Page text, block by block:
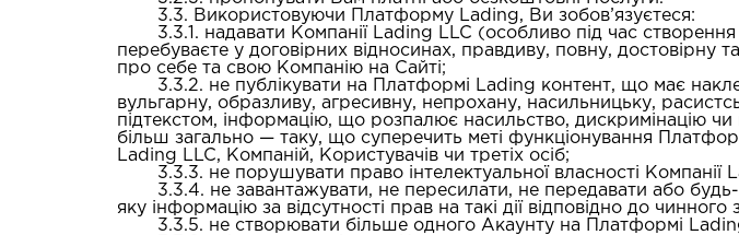
3.3. Використовуючи Платформу Lading, Ви зобов’язуєтеся:
3.3.1. надавати Компанії Lading LLC (особливо під час
перебуваєте у договірних відносинах, правдиву, повну, достовірну
про себе та свою Компанію на Сайті;
3.3.2. не публікувати на Платформі Lading контент, що має
вульгарну, образливу, агресивну, непрохану, насильницьку,
підтекстом, інформацію, що розпалює насильство, дискримінацію
більш загально — таку, що суперечить меті функціонування
Lading LLC, Компаній, Користувачів чи третіх осіб;
3.3.3. не порушувати право інтелектуальної власності Компанії
3.3.4. не завантажувати, не пересилати, не передавати або
яку інформацію за відсутності прав на такі дії відповідно до чинного
3.3.5. не створювати більше одного Акаунту на Платформі